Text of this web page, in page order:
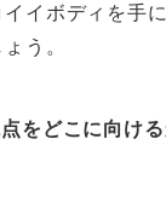
イボディを手
う。
をどこに向ける